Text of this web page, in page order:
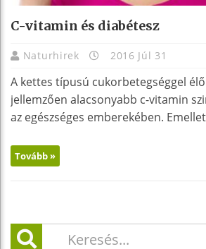
C-vitamin és diabétesz
Naturhirek 2016 Júl 31
A kettes típusú cukorbetegséggel
jellemzően alacsonyabb c-vitamin
az egészséges emberekében.
Tovább »